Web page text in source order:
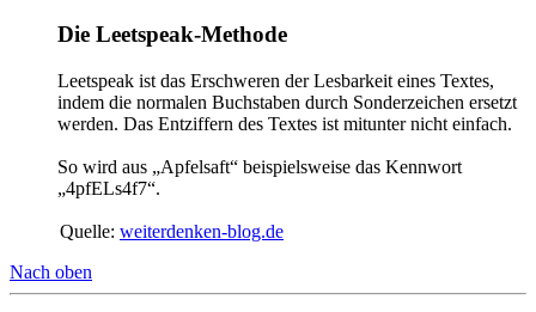
Die Leetspeak-Methode
Leetspeak ist das Erschweren der Lesbarkeit eines Textes,
indem die normalen Buchstaben durch Sonderzeichen ersetzt
werden. Das Entziffern des Textes ist mitunter nicht einfach.
So wird aus „Apfelsaft“ beispielsweise das Kennwort
„4pfELs4f7“.
Quelle: weiterdenken-blog.de
Nach oben